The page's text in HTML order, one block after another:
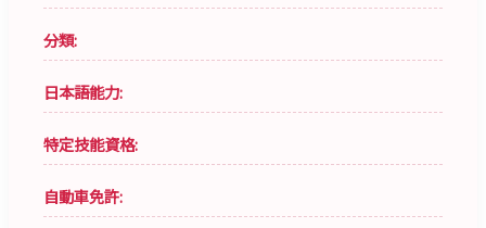
分類:
日本語能力:
特定技能資格:
自動車免許: